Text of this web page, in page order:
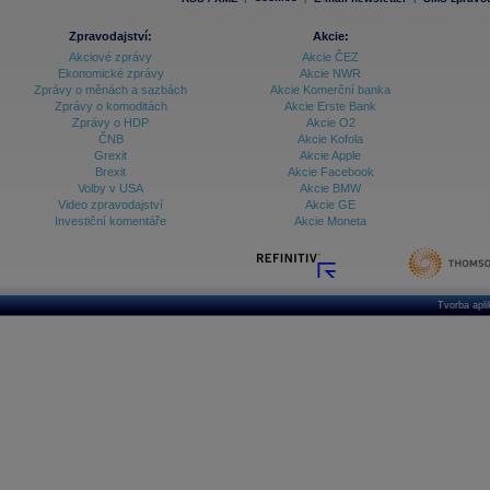
Zpravodajství:
Akciové zprávy
Ekonomické zprávy
Zprávy o měnách a sazbách
Zprávy o komoditách
Zprávy o HDP
ČNB
Grexit
Brexit
Volby v USA
Video zpravodajství
Investiční komentáře
Akcie:
Akcie ČEZ
Akcie NWR
Akcie Komerční banka
Akcie Erste Bank
Akcie O2
Akcie Kofola
Akcie Apple
Akcie Facebook
Akcie BMW
Akcie GE
Akcie Moneta
Tvorba